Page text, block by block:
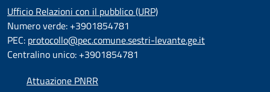
Ufficio Relazioni con il pubblico (URP)
Numero verde: +3901854781
PEC: protocollo@pec.comune.sestri-levante.ge.it
Centralino unico: +3901854781
Attuazione PNRR